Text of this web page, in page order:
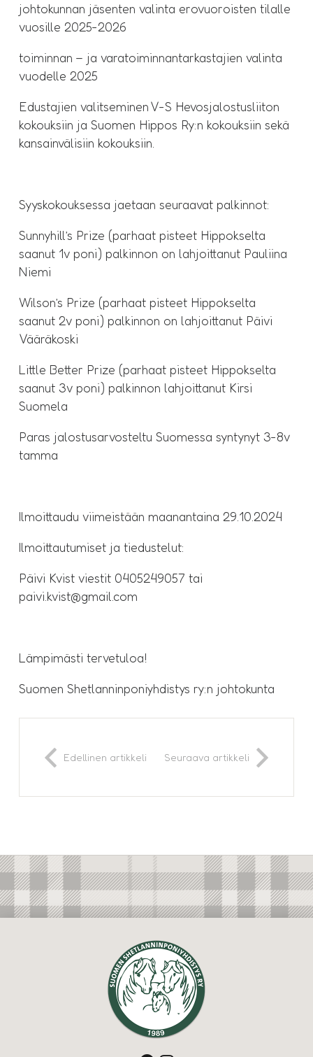
johtokunnan jäsenten valinta erovuoroisten tilalle
vuosille 2025-2026
toiminnan – ja varatoiminnantarkastajien valinta
vuodelle 2025
Edustajien valitseminen V-S Hevosjalostusliiton
kokouksiin ja Suomen Hippos Ry:n kokouksiin sekä
kansainvälisiin kokouksiin.
Syyskokouksessa jaetaan seuraavat palkinnot:
Sunnyhill’s Prize (parhaat pisteet Hippokselta
saanut 1v poni) palkinnon on lahjoittanut Pauliina
Niemi
Wilson’s Prize (parhaat pisteet Hippokselta
saanut 2v poni) palkinnon on lahjoittanut Päivi
Vääräkoski
Little Better Prize (parhaat pisteet Hippokselta
saanut 3v poni) palkinnon lahjoittanut Kirsi
Suomela
Paras jalostusarvosteltu Suomessa syntynyt 3-8v
tamma
Ilmoittaudu viimeistään maanantaina 29.10.2024
Ilmoittautumiset ja tiedustelut:
Päivi Kvist viestit 0405249057 tai
paivi.kvist@gmail.com
Lämpimästi tervetuloa!
Suomen Shetlanninponiyhdistys ry:n johtokunta
Edellinen artikkeli Seuraava artikkeli